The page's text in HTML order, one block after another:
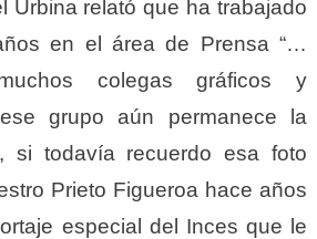
Urbina relató que ha trabajado
en el área de Prensa “…
colegas gráficos y
grupo aún permanece la
si todavía recuerdo esa foto
Prieto Figueroa hace años
especial del Inces que le